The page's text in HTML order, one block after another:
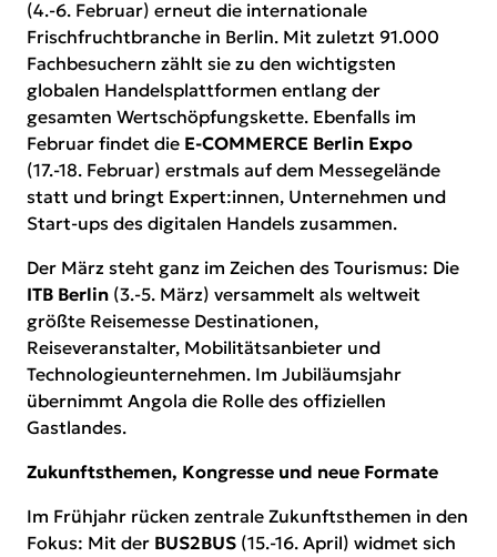
(4.-6. Februar) erneut die internationale
Frischfruchtbranche in Berlin. Mit zuletzt 91.000
Fachbesuchern zählt sie zu den wichtigsten
globalen Handelsplattformen entlang der
gesamten Wertschöpfungskette. Ebenfalls im
Februar findet die E-COMMERCE Berlin Expo
(17.-18. Februar) erstmals auf dem Messegelände
statt und bringt Expert:innen, Unternehmen und
Start-ups des digitalen Handels zusammen.
Der März steht ganz im Zeichen des Tourismus: Die
ITB Berlin (3.-5. März) versammelt als weltweit
größte Reisemesse Destinationen,
Reiseveranstalter, Mobilitätsanbieter und
Technologieunternehmen. Im Jubiläumsjahr
übernimmt Angola die Rolle des offiziellen
Gastlandes.
Zukunftsthemen, Kongresse und neue Formate
Im Frühjahr rücken zentrale Zukunftsthemen in den
Fokus: Mit der BUS2BUS (15.-16. April) widmet sich